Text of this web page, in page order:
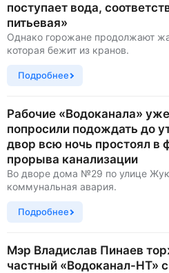
Власть
Жизнь
Экономика
Рассказать новость
поступает вода,
питьевая»
Однако горожане продолжают
которая бежит из кранов.
Подробнее
Рабочие «Водоканала»
попросили подождать до
двор всю ночь простоял в
прорыва канализации
Во дворе дома №29 по улице
коммунальная авария.
Подробнее
Мэр Владислав Пинаев
частный «Водоканал-НТ»